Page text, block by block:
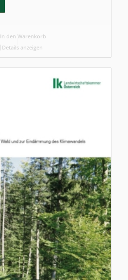
In den Warenkorb
Details anzeigen